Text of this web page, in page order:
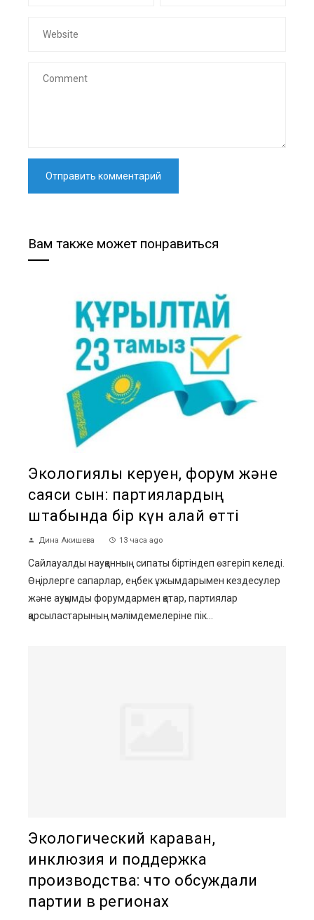
Вам также может понравиться
Экологиялық керуен, форум және
саяси сын: партиялардың
штабында бір күн қалай өтті
Дина Акишева 13 часа ago
Сайлауалды науқанның сипаты біртіндеп өзгеріп келеді.
Өңірлерге сапарлар, еңбек ұжымдарымен кездесулер
және ауқымды форумдармен қатар, партиялар
қарсыластарының мәлімдемелеріне пік...
Экологический караван,
инклюзия и поддержка
производства: что обсуждали
партии в регионах